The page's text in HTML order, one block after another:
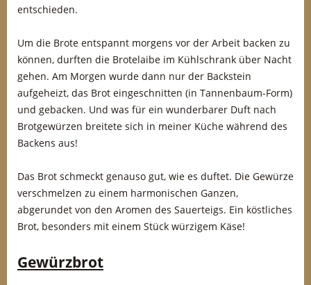
entschieden.
Um die Brote entspannt morgens vor der Arbeit backen zu
können, durften die Brotelaibe im Kühlschrank über Nacht
gehen. Am Morgen wurde dann nur der Backstein
aufgeheizt, das Brot eingeschnitten (in Tannenbaum-Form)
und gebacken. Und was für ein wunderbarer Duft nach
Brotgewürzen breitete sich in meiner Küche während des
Backens aus!
Das Brot schmeckt genauso gut, wie es duftet. Die Gewürze
verschmelzen zu einem harmonischen Ganzen,
abgerundet von den Aromen des Sauerteigs. Ein köstliches
Brot, besonders mit einem Stück würzigem Käse!
Gewürzbrot